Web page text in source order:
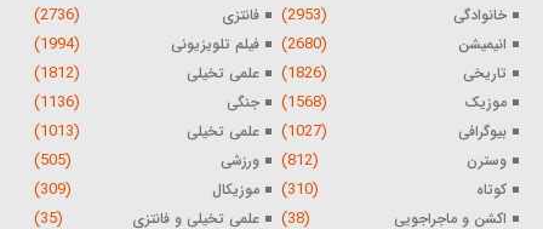
خانوادگی (2953) فانتزی (2736)
انیمیشن (2680) فیلم تلویزیونی (1994)
تاریخی (1826) علمی تخیلی (1812)
موزیک (1568) جنگی (1136)
بیوگرافی (1027) علمی تخیلی (1013)
وسترن (812) ورزشی (505)
کوتاه (310) موزیکال (309)
اکشن و ماجراجویی (38) علمی تخیلی و فانتزی (35)